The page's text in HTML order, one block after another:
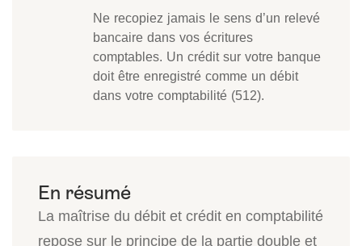
Ne recopiez jamais le sens d’un relevé
bancaire dans vos écritures
comptables. Un crédit sur votre banque
doit être enregistré comme un débit
dans votre comptabilité (512).
La maîtrise du débit et crédit en comptabilité
repose sur le principe de la partie double et